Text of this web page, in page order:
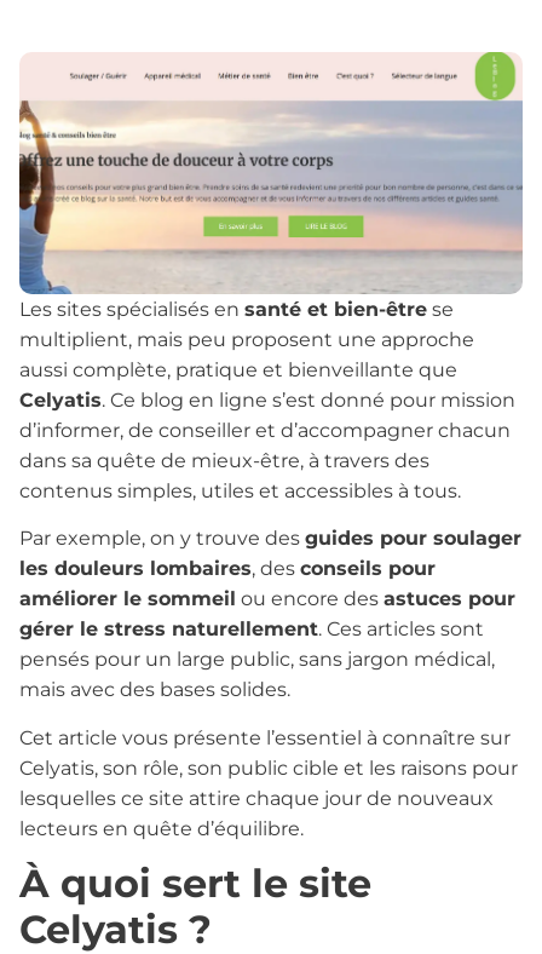
Les sites spécialisés en santé et bien-être se
multiplient, mais peu proposent une approche
aussi complète, pratique et bienveillante que
Celyatis. Ce blog en ligne s’est donné pour mission
d’informer, de conseiller et d’accompagner chacun
dans sa quête de mieux-être, à travers des
contenus simples, utiles et accessibles à tous.
Par exemple, on y trouve des guides pour soulager
les douleurs lombaires, des conseils pour
améliorer le sommeil ou encore des astuces pour
gérer le stress naturellement. Ces articles sont
pensés pour un large public, sans jargon médical,
mais avec des bases solides.
Cet article vous présente l’essentiel à connaître sur
Celyatis, son rôle, son public cible et les raisons pour
lesquelles ce site attire chaque jour de nouveaux
lecteurs en quête d’équilibre.
À quoi sert le site
Celyatis ?